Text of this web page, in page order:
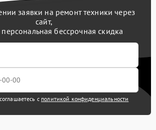
заявки на ремонт техники через
сайт,
персональная бессрочная скидка
с политикой конфиденциальности